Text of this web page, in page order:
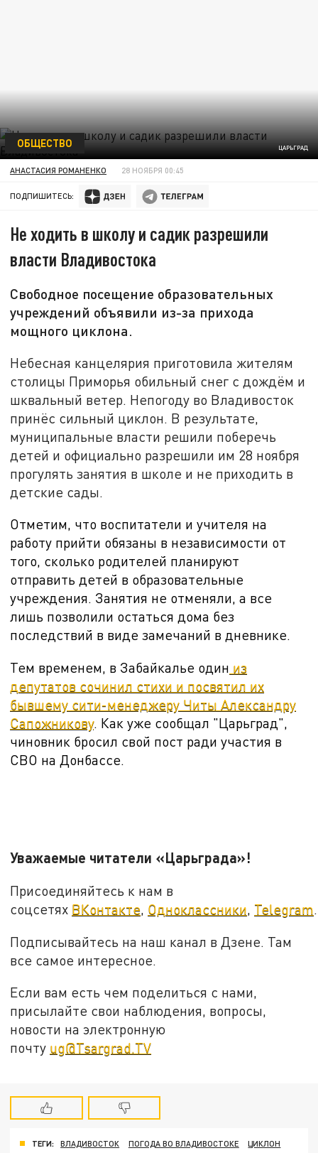
ЦАРЬГРАД
ОБЩЕСТВО
АНАСТАСИЯ РОМАНЕНКО 28 НОЯБРЯ 00:45
ПОДПИШИТЕСЬ:
Не ходить в школу и садик разрешили
власти Владивостока
Свободное посещение образовательных
учреждений объявили из-за прихода
мощного циклона.
Небесная канцелярия приготовила жителям
столицы Приморья обильный снег с дождём и
шквальный ветер. Непогоду во Владивосток
принёс сильный циклон. В результате,
муниципальные власти решили поберечь
детей и официально разрешили им 28 ноября
прогулять занятия в школе и не приходить в
детские сады.
Отметим, что воспитатели и учителя на
работу прийти обязаны в независимости от
того, сколько родителей планируют
отправить детей в образовательные
учреждения. Занятия не отменяли, а все
лишь позволили остаться дома без
последствий в виде замечаний в дневнике.
Тем временем, в Забайкалье один из
депутатов сочинил стихи и посвятил их
бывшему сити-менеджеру Читы Александру
Сапожникову. Как уже сообщал "Царьград",
чиновник бросил свой пост ради участия в
СВО на Донбассе.
Уважаемые читатели «Царьграда»!
Присоединяйтесь к нам в
соцсетях ВКонтакте, Одноклассники, Telegram.
Подписывайтесь на наш канал в Дзене. Там
все самое интересное.
Если вам есть чем поделиться с нами,
присылайте свои наблюдения, вопросы,
новости на электронную
почту ug@Tsargrad.TV
ТЕГИ: ВЛАДИВОСТОК ПОГОДА ВО ВЛАДИВОСТОКЕ
ЦИКЛОН